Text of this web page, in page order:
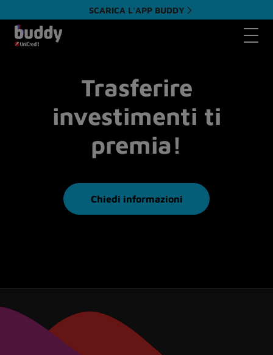
SCARICA L'APP BUDDY
Apri il
Trasferire
investimenti ti
premia!
Chiedi informazioni